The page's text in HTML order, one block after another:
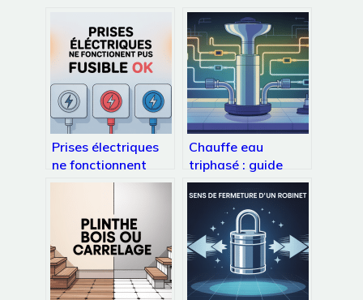
Prises électriques
ne fonctionnent
plus pourtant
Chauffe eau
triphasé : guide
complet pour bien
choisir et installer